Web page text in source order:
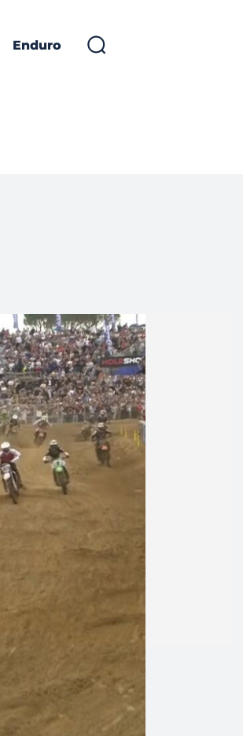
Enduro